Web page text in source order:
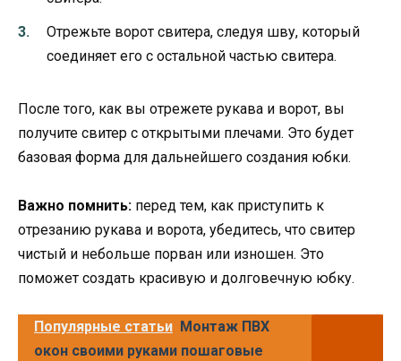
Отрежьте ворот свитера, следуя шву, который
соединяет его с остальной частью свитера.
После того, как вы отрежете рукава и ворот, вы
получите свитер с открытыми плечами. Это будет
базовая форма для дальнейшего создания юбки.
Важно помнить: перед тем, как приступить к
отрезанию рукава и ворота, убедитесь, что свитер
чистый и небольше порван или изношен. Это
поможет создать красивую и долговечную юбку.
Популярные статьи Монтаж ПВХ
окон своими руками пошаговые